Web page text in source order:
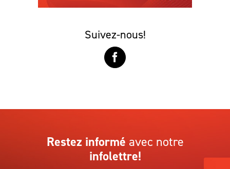
Suivez-nous!
Restez informé avec notre
infolettre!